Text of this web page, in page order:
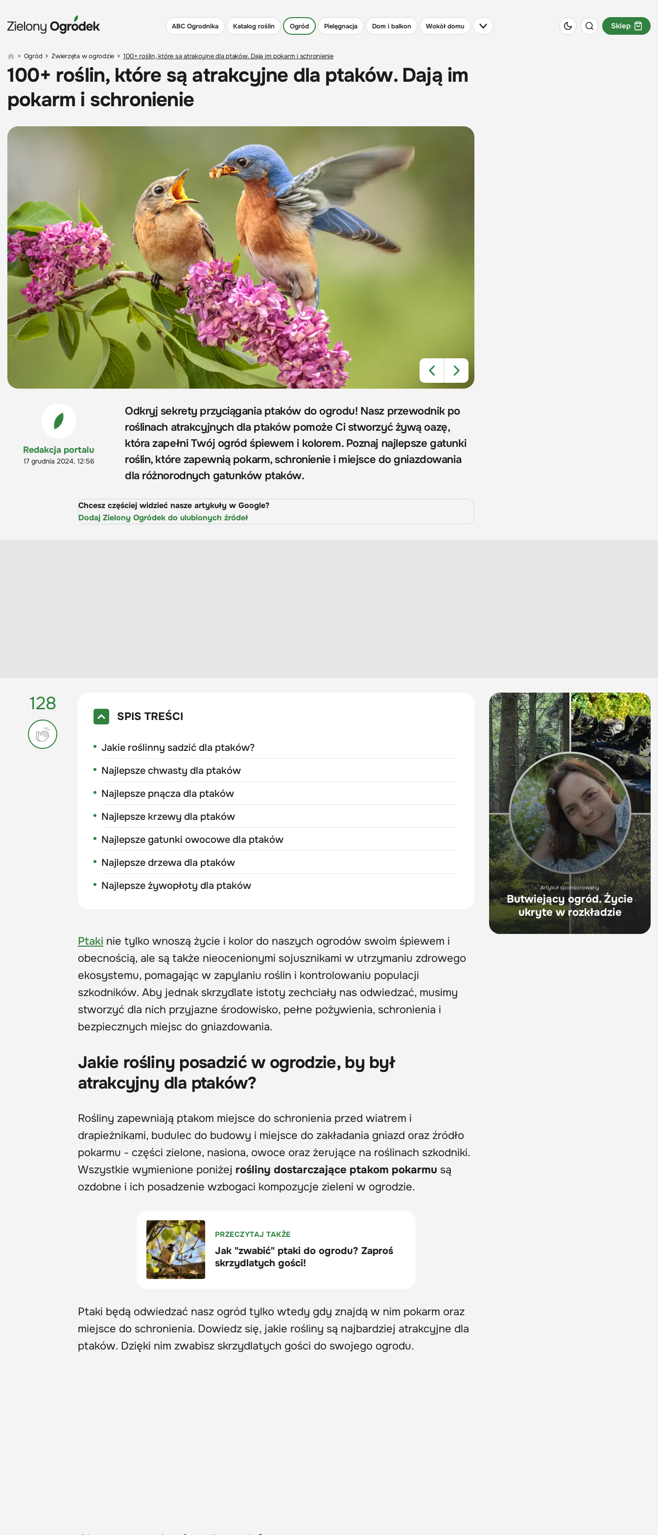
ABC Ogrodnika Katalog roślin Ogród Pielęgnacja Dom i balkon Wokół domu Sklep
> Ogród > Zwierzęta w ogrodzie > 100+ roślin, które są atrakcyjne dla ptaków. Dają im pokarm i schronienie
100+ roślin, które są atrakcyjne dla ptaków. Dają im
pokarm i schronienie
Redakcja portalu
17 grudnia 2024, 12:56
Odkryj sekrety przyciągania ptaków do ogrodu! Nasz przewodnik po
roślinach atrakcyjnych dla ptaków pomoże Ci stworzyć żywą oazę,
która zapełni Twój ogród śpiewem i kolorem. Poznaj najlepsze gatunki
roślin, które zapewnią pokarm, schronienie i miejsce do gniazdowania
dla różnorodnych gatunków ptaków.
Chcesz częściej widzieć nasze artykuły w Google?
Dodaj Zielony Ogródek do ulubionych źródeł
128
SPIS TREŚCI
Jakie roślinny sadzić dla ptaków?
Najlepsze chwasty dla ptaków
Najlepsze pnącza dla ptaków
Najlepsze krzewy dla ptaków
Najlepsze gatunki owocowe dla ptaków
Najlepsze drzewa dla ptaków
Najlepsze żywopłoty dla ptaków
Ptaki nie tylko wnoszą życie i kolor do naszych ogrodów swoim śpiewem i
obecnością, ale są także nieocenionymi sojusznikami w utrzymaniu zdrowego
ekosystemu, pomagając w zapylaniu roślin i kontrolowaniu populacji
szkodników. Aby jednak skrzydlate istoty zechciały nas odwiedzać, musimy
stworzyć dla nich przyjazne środowisko, pełne pożywienia, schronienia i
bezpiecznych miejsc do gniazdowania.
Jakie rośliny posadzić w ogrodzie, by był
atrakcyjny dla ptaków?
Rośliny zapewniają ptakom miejsce do schronienia przed wiatrem i
drapieżnikami, budulec do budowy i miejsce do zakładania gniazd oraz źródło
pokarmu - części zielone, nasiona, owoce oraz żerujące na roślinach szkodniki.
Wszystkie wymienione poniżej rośliny dostarczające ptakom pokarmu są
ozdobne i ich posadzenie wzbogaci kompozycje zieleni w ogrodzie.
Ptaki będą odwiedzać nasz ogród tylko wtedy gdy znajdą w nim pokarm oraz
miejsce do schronienia. Dowiedz się, jakie rośliny są najbardziej atrakcyjne dla
ptaków. Dzięki nim zwabisz skrzydlatych gości do swojego ogrodu.
Artykuł sponsorowany
Butwiejący ogród. Życie
ukryte w rozkładzie